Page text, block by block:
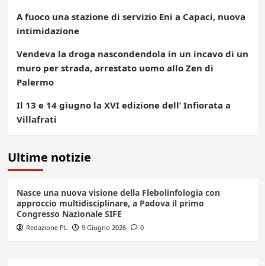
A fuoco una stazione di servizio Eni a Capaci, nuova
intimidazione
Vendeva la droga nascondendola in un incavo di un
muro per strada, arrestato uomo allo Zen di
Palermo
Il 13 e 14 giugno la XVI edizione dell’ Infiorata a
Villafrati
Ultime notizie
Nasce una nuova visione della Flebolinfologia con
approccio multidisciplinare, a Padova il primo
Congresso Nazionale SIFE
Redazione PL 9 Giugno 2026 0